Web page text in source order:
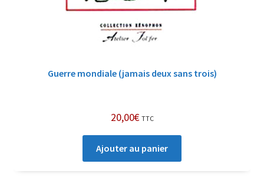
Guerre mondiale (jamais deux sans trois)
20,00€ TTC
Ajouter au panier